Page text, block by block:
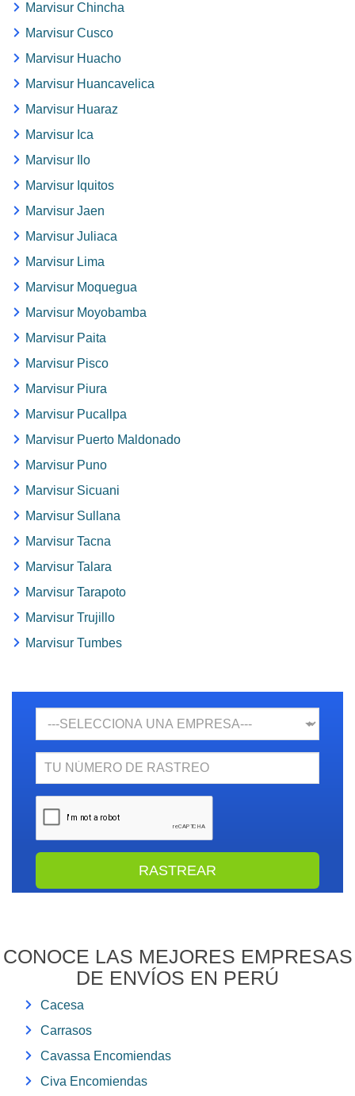
Marvisur Chincha
Marvisur Cusco
Marvisur Huacho
Marvisur Huancavelica
Marvisur Huaraz
Marvisur Ica
Marvisur Ilo
Marvisur Iquitos
Marvisur Jaen
Marvisur Juliaca
Marvisur Lima
Marvisur Moquegua
Marvisur Moyobamba
Marvisur Paita
Marvisur Pisco
Marvisur Piura
Marvisur Pucallpa
Marvisur Puerto Maldonado
Marvisur Puno
Marvisur Sicuani
Marvisur Sullana
Marvisur Tacna
Marvisur Talara
Marvisur Tarapoto
Marvisur Trujillo
Marvisur Tumbes
N.
CONOCE LAS MEJORES EMPRESAS
DE ENVÍOS EN PERÚ
Cacesa
Carrasos
Cavassa Encomiendas
Civa Encomiendas